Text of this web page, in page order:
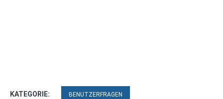
KATEGORIE: BENUTZERFRAGEN